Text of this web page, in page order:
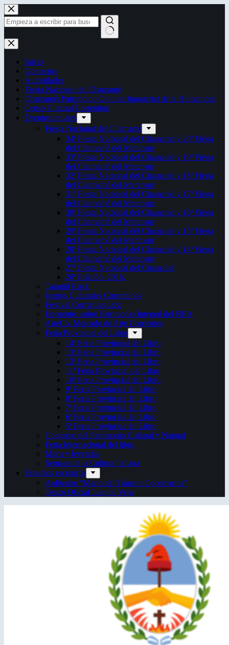
Saltar
al
contenido
Sin
resultados
Inicio
Contactos
Autoridades
Fiesta Nacional del Chamamé
Chamamé: Patrimonio Cultural Inmaterial de la Humanidad
Censo Cultural Correntino
Eventos anuales
Fiesta Nacional del Chamamé
34ª Fiesta Nacional del Chamamé y 20ª Fiesta
del Chamamé del Mercosur
33ª Fiesta Nacional del Chamamé y 19ª Fiesta
del Chamamé del Mercosur
32ª Fiesta Nacional del Chamamé y 18ª Fiesta
del Chamamé del Mercosur
31ª Fiesta Nacional del Chamamé y 17ª Fiesta
del Chamamé del Mercosur
30ª Fiesta Nacional del Chamamé y 16ª Fiesta
del Chamamé del Mercosur
29ª Fiesta Nacional del Chamamé y 15ª Fiesta
del Chamamé del Mercosur
28ª Fiesta Nacional del Chamamé y 14ª Fiesta
del Chamamé del Mercosur
27ª Fiesta Nacional del Chamamé
26ª Edición. 2016.
Taragüi Rock
Juegos Culturales Correntinos
Festival Corrientes Jazz
Encuentro sobre Patrimonio Integral del NEA
ArteCo. Mercado de Arte Corrientes
Feria Provincial del Libro
14ª Feria Provincial del Libro
13ª Feria Provincial del Libro
12ª Feria Provincial del Libro
11ª Feria Provincial del Libro
10ª Feria Provincial del Libro
9ª Feria Provincial del Libro
8ª Feria Provincial del Libro
7ª Feria Provincial del Libro
6ª Feria Provincial del Libro
5ª Feria Provincial del Libro
Congreso del Patrimonio Cultural y Natural
Feria Internacional del libro
Mitos y leyendas
Semana de la Cultura Italiana
Espacios escénicos
Anfiteatro “Mario del Tránsito Cocomarola”
Teatro Oficial Juan de Vera